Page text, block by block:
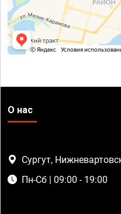
О нас
Сургут,
Пн-Сб | 09:00 - 19:00